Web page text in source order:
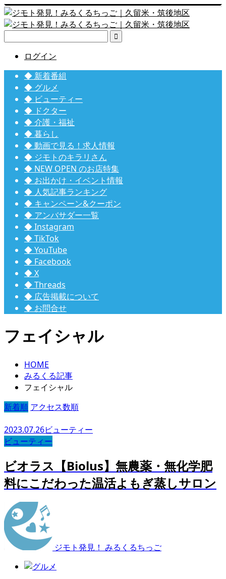

ログイン
◆ 新着番組
◆ グルメ
◆ ビューティー
◆ ドクター
◆ 介護・福祉
◆ 暮らし
◆ 動画で見る！求人情報
◆ ジモトのキラリさん
◆ NEW OPEN のお店特集
◆ お出かけ・イベント情報
◆ 人気記事ランキング
◆ キャンペーン&クーポン
◆ アンバサダー一覧
◆ Instagram
◆ TikTok
◆ YouTube
◆ Facebook
◆ X
◆ Threads
◆ 広告掲載について
◆ お問合せ
フェイシャル
HOME
みるくる記事
フェイシャル
新着順 アクセス数順
2023.07.26ビューティー
ビューティー
ビオラス【Biolus】無農薬・無化学肥
料にこだわった温活よもぎ蒸しサロン
ジモト発見！ みるくるちっご